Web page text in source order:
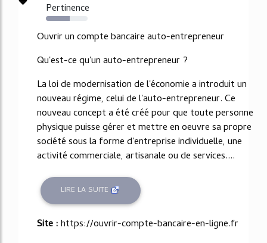
Pertinence
57%
Ouvrir un compte bancaire auto-entrepreneur
Qu'est-ce qu'un auto-entrepreneur ?
La loi de modernisation de l'économie a introduit un
nouveau régime, celui de l'auto-entrepreneur. Ce
nouveau concept a été créé pour que toute personne
physique puisse gérer et mettre en oeuvre sa propre
société sous la forme d'entreprise individuelle, une
activité commerciale, artisanale ou de services....
LIRE LA SUITE
Site :https://ouvrir-compte-bancaire-en-ligne.fr